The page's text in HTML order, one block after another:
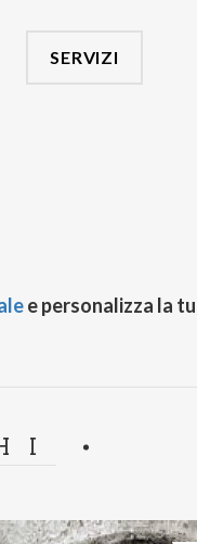
SERVIZI
e personalizza la